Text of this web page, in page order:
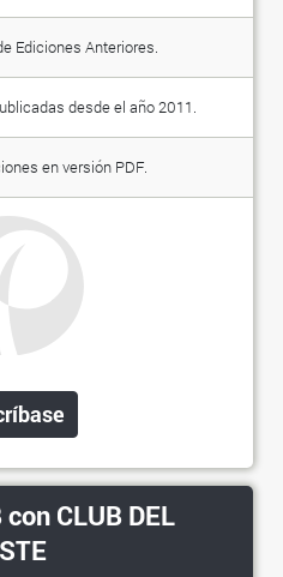
Ediciones Anteriores.
desde el año 2011.
en versión PDF.
CLUB DEL